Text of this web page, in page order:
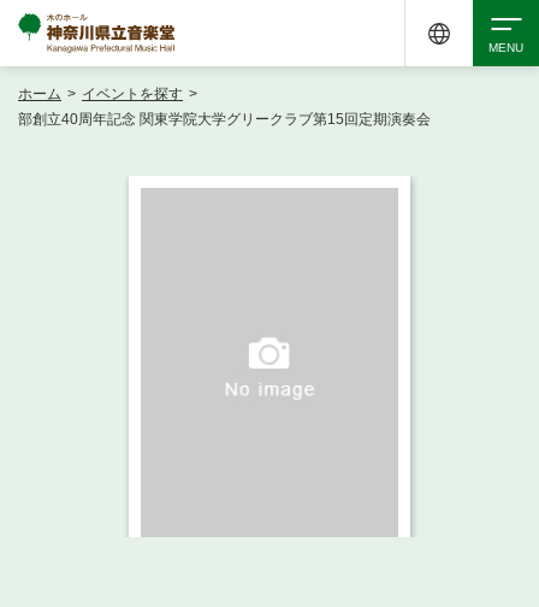
・ フロアマップ
ホーム > イベントを探す >
部創立40周年記念 関東学院大学グリークラブ第15回定期演奏会